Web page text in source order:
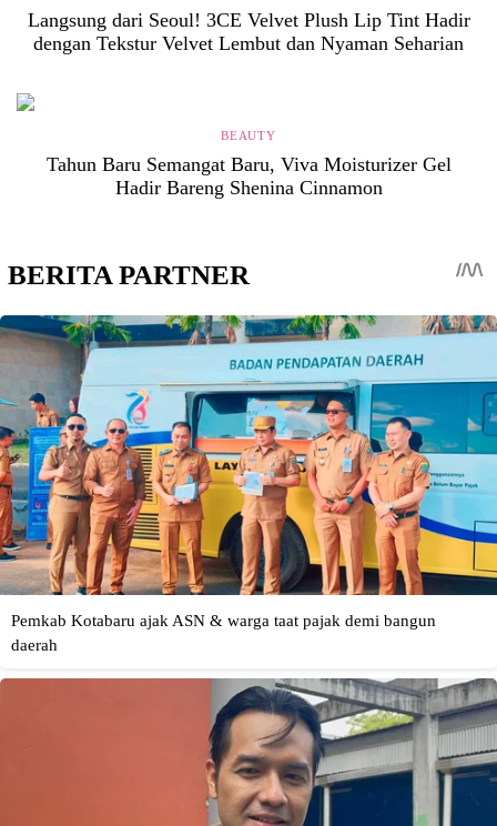
Langsung dari Seoul! 3CE Velvet Plush Lip Tint Hadir
dengan Tekstur Velvet Lembut dan Nyaman Seharian
BEAUTY
Tahun Baru Semangat Baru, Viva Moisturizer Gel
Hadir Bareng Shenina Cinnamon